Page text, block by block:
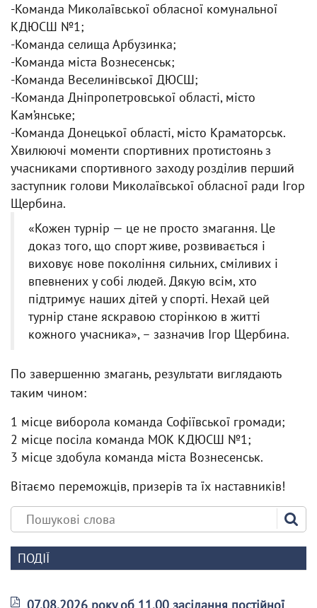
-Команда Миколаївської обласної комунальної
КДЮСШ №1;
-Команда селища Арбузинка;
-Команда міста Вознесенськ;
-Команда Веселинівської ДЮСШ;
-Команда Дніпропетровської області, місто
Кам’янське;
-Команда Донецької області, місто Краматорськ.
Хвилюючі моменти спортивних протистоянь з
учасниками спортивного заходу розділив перший
заступник голови Миколаївської обласної ради Ігор
Щербина.
«Кожен турнір — це не просто змагання. Це
доказ того, що спорт живе, розвивається і
виховує нове покоління сильних, сміливих і
впевнених у собі людей. Дякую всім, хто
підтримує наших дітей у спорті. Нехай цей
турнір стане яскравою сторінкою в житті
кожного учасника», – зазначив Ігор Щербина.
По завершенню змагань, результати виглядають
таким чином:
1 місце виборола команда Софіївської громади;
2 місце посіла команда МОК КДЮСШ №1;
3 місце здобула команда міста Вознесенськ.
Вітаємо переможців, призерів та їх наставників!
ПОДІЇ